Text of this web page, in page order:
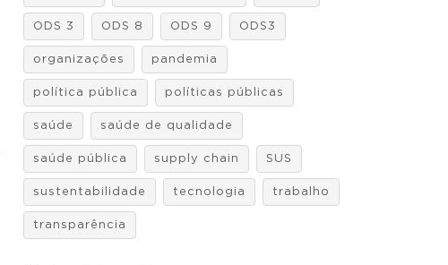
ODS 3 ODS 8 ODS 9 ODS3
organizações pandemia
política pública políticas públicas
saúde saúde de qualidade
saúde pública supply chain SUS
sustentabilidade tecnologia trabalho
transparência